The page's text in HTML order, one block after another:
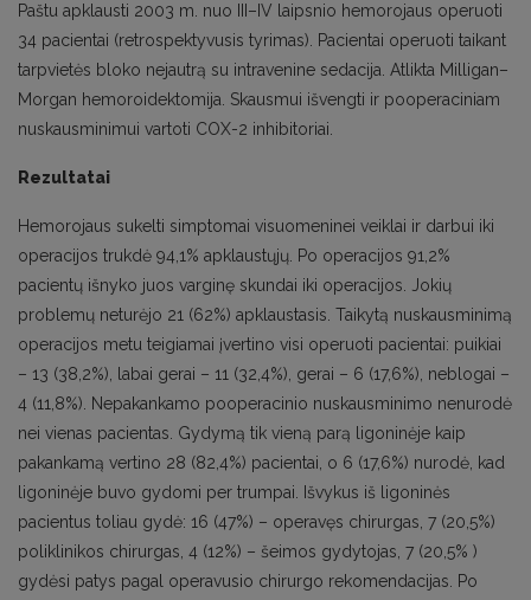
Paštu apklausti 2003 m. nuo III–IV laipsnio hemorojaus operuoti
34 pacientai (retrospektyvusis tyrimas). Pacientai operuoti taikant
tarpvietės bloko nejautrą su intravenine sedacija. Atlikta Milligan–
Morgan hemoroidektomija. Skausmui išvengti ir pooperaciniam
nuskausminimui vartoti COX-2 inhibitoriai.
Rezultatai
Hemorojaus sukelti simptomai visuomeninei veiklai ir darbui iki
operacijos trukdė 94,1% apklaustųjų. Po operacijos 91,2%
pacientų išnyko juos varginę skundai iki operacijos. Jokių
problemų neturėjo 21 (62%) apklaustasis. Taikytą nuskausminimą
operacijos metu teigiamai įvertino visi operuoti pacientai: puikiai
– 13 (38,2%), labai gerai – 11 (32,4%), gerai – 6 (17,6%), neblogai –
4 (11,8%). Nepakankamo pooperacinio nuskausminimo nenurodė
nei vienas pacientas. Gydymą tik vieną parą ligoninėje kaip
pakankamą vertino 28 (82,4%) pacientai, o 6 (17,6%) nurodė, kad
ligoninėje buvo gydomi per trumpai. Išvykus iš ligoninės
pacientus toliau gydė: 16 (47%) – operavęs chirurgas, 7 (20,5%)
poliklinikos chirurgas, 4 (12%) – šeimos gydytojas, 7 (20,5% )
gydėsi patys pagal operavusio chirurgo rekomendacijas. Po